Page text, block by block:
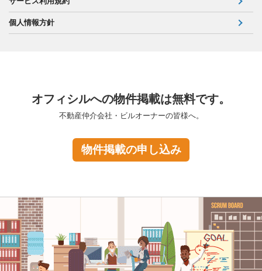
個人情報方針
オフィシルへの物件掲載は無料です。
不動産仲介会社・ビルオーナーの皆様へ。
物件掲載の申し込み